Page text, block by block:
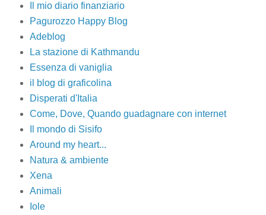
Il mio diario finanziario
Pagurozzo Happy Blog
Adeblog
La stazione di Kathmandu
Essenza di vaniglia
il blog di graficolina
Disperati d'Italia
Come, Dove, Quando guadagnare con internet
Il mondo di Sisifo
Around my heart...
Natura & ambiente
Xena
Animali
Iole